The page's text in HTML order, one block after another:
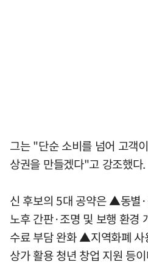
그는 "단순 소비를 넘어 고객
상권을 만들겠다"고 강조했다.
신 후보의 5대 공약은 ▲동별
노후 간판·조명 및 보행 환
수료 부담 완화 ▲지역화폐
상가 활용 청년 창업 지원 등